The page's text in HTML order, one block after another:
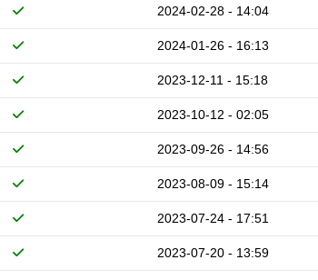
2024-02-28 - 14:04
2024-01-26 - 16:13
2023-12-11 - 15:18
2023-10-12 - 02:05
2023-09-26 - 14:56
2023-08-09 - 15:14
2023-07-24 - 17:51
2023-07-20 - 13:59